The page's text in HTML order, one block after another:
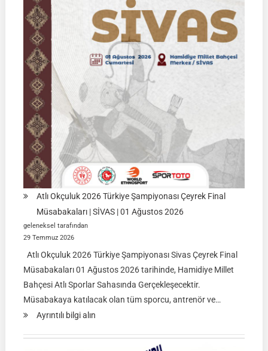
|
KÜTAHYA
|
İSİM
LİSTELERİ
Atlı Okçuluk 2026 Türkiye Şampiyonası Çeyrek Final
Müsabakaları | SİVAS | 01 Ağustos 2026
geleneksel tarafından
29 Temmuz 2026
Atlı Okçuluk 2026 Türkiye Şampiyonası Sivas Çeyrek Final
Müsabakaları 01 Ağustos 2026 tarihinde, Hamidiye Millet
Bahçesi Atlı Sporlar Sahasında Gerçekleşecektir.
Müsabakaya katılacak olan tüm sporcu, antrenör ve…
Ayrıntılı bilgi alın: